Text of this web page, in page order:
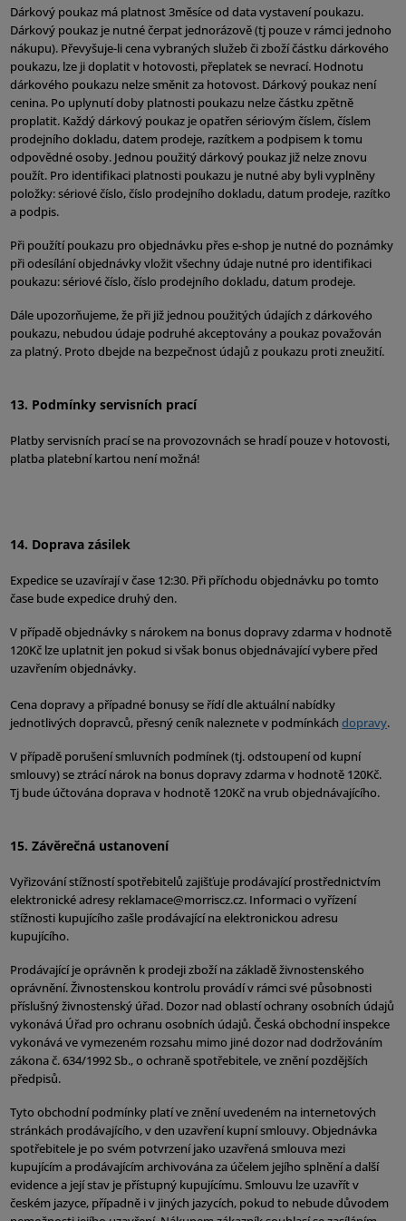
Dárkový poukaz má platnost 3měsíce od data vystavení poukazu.
Dárkový poukaz je nutné čerpat jednorázově (tj pouze v rámci jednoho
nákupu). Převyšuje-li cena vybraných služeb či zboží částku dárkového
poukazu, lze ji doplatit v hotovosti, přeplatek se nevrací. Hodnotu
dárkového poukazu nelze směnit za hotovost. Dárkový poukaz není
cenina. Po uplynutí doby platnosti poukazu nelze částku zpětně
proplatit. Každý dárkový poukaz je opatřen sériovým číslem, číslem
prodejního dokladu, datem prodeje, razítkem a podpisem k tomu
odpovědné osoby. Jednou použitý dárkový poukaz již nelze znovu
použít. Pro identifikaci platnosti poukazu je nutné aby byli vyplněny
položky: sériové číslo, číslo prodejního dokladu, datum prodeje, razítko
a podpis.
Při použítí poukazu pro objednávku přes e-shop je nutné do poznámky
při odesílání objednávky vložit všechny údaje nutné pro identifikaci
poukazu: sériové číslo, číslo prodejního dokladu, datum prodeje.
Dále upozorňujeme, že při již jednou použitých údajích z dárkového
poukazu, nebudou údaje podruhé akceptovány a poukaz považován
za platný. Proto dbejde na bezpečnost údajů z poukazu proti zneužití.
13. Podmínky servisních prací
Platby servisních prací se na provozovnách se hradí pouze v hotovosti,
platba platební kartou není možná!
14. Doprava zásilek
Expedice se uzavírají v čase 12:30. Při příchodu objednávku po tomto
čase bude expedice druhý den.
V případě objednávky s nárokem na bonus dopravy zdarma v hodnotě
120Kč lze uplatnit jen pokud si však bonus objednávající vybere před
uzavřením objednávky.
Cena dopravy a případné bonusy se řídí dle aktuální nabídky
jednotlivých dopravců, přesný ceník naleznete v podmínkách dopravy.
V případě porušení smluvních podmínek (tj. odstoupení od kupní
smlouvy) se ztrácí nárok na bonus dopravy zdarma v hodnotě 120Kč.
Tj bude účtována doprava v hodnotě 120Kč na vrub objednávajícího.
15. Závěrečná ustanovení
Vyřizování stížností spotřebitelů zajišťuje prodávající prostřednictvím
elektronické adresy reklamace@morriscz.cz. Informaci o vyřízení
stížnosti kupujícího zašle prodávající na elektronickou adresu
kupujícího.
Prodávající je oprávněn k prodeji zboží na základě živnostenského
oprávnění. Živnostenskou kontrolu provádí v rámci své působnosti
příslušný živnostenský úřad. Dozor nad oblastí ochrany osobních údajů
vykonává Úřad pro ochranu osobních údajů. Česká obchodní inspekce
vykonává ve vymezeném rozsahu mimo jiné dozor nad dodržováním
zákona č. 634/1992 Sb., o ochraně spotřebitele, ve znění pozdějších
předpisů.
Tyto obchodní podmínky platí ve znění uvedeném na internetových
stránkách prodávajícího, v den uzavření kupní smlouvy. Objednávka
spotřebitele je po svém potvrzení jako uzavřená smlouva mezi
kupujícím a prodávajícím archivována za účelem jejího splnění a další
evidence a její stav je přístupný kupujícímu. Smlouvu lze uzavřít v
českém jazyce, případně i v jiných jazycích, pokud to nebude důvodem